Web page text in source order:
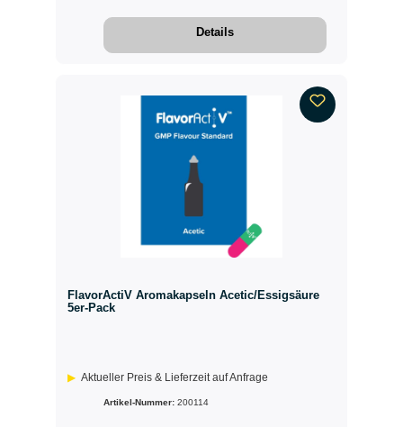
Details
FlavorActiV Aromakapseln Acetic/Essigsäure
5er-Pack
Aktueller Preis & Lieferzeit auf Anfrage
Artikel-Nummer: 200114